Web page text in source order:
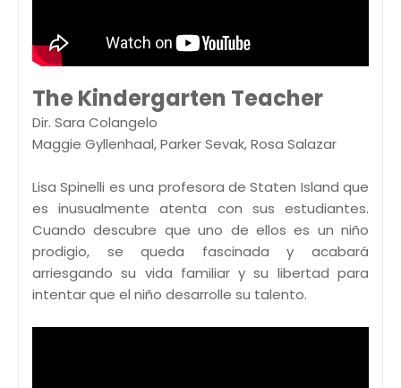
The Kindergarten Teacher
Dir. Sara Colangelo
Maggie Gyllenhaal, Parker Sevak, Rosa Salazar
Lisa Spinelli es una profesora de Staten Island que
es inusualmente atenta con sus estudiantes.
Cuando descubre que uno de ellos es un niño
prodigio, se queda fascinada y acabará
arriesgando su vida familiar y su libertad para
intentar que el niño desarrolle su talento.